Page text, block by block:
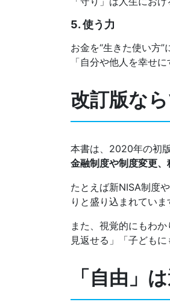
5.使う力
お金を“生きた使い方
「自分や他人を幸せ
改訂版な
本書は、2020年の初
金融制度や制度変更
たとえば新NISA制度
りと盛り込まれていま
また、視覚的にもわ
見返せる」「子ども
「自由」